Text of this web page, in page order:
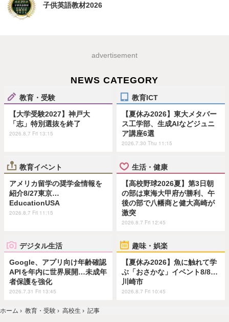
子供英語教材2026
advertisement
NEWS CATEGORY
教育・受験
【大学受験2027】神戸大
「志」特別選抜を終了
2026.8.7 Fri 13:15
教育ICT
【夏休み2026】東大メタバー
ス工学部、生成AIなどジュニ
ア講座6選
2026.7.30 Thu 11:15
教育イベント
アメリカ留学の奨学金情報を
紹介8/27東京…
EducationUSA
2026.8.7 Fri 11:15
生活・健康
【高校野球2026夏】第3日朝
の部は東海大甲府が勝利、午
後の部で八幡商と健大高崎が
激突
2026.8.7 Fri 12:45
デジタル生活
Google、アプリ向け年齢確認
APIを年内に世界展開…未成年
者保護を強化
2026.7.31 Fri 13:45
趣味・娯楽
【夏休み2026】魚に触れて学
ぶ「おさかな」イベント8/8…
川崎市
2026.8.7 Fri 10:45
ホーム › 教育・受験 › 高校生 › 記事